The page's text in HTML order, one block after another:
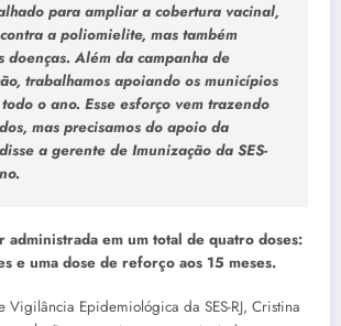
para ampliar a cobertura vacinal,
a poliomielite, mas também
doenças. Além da campanha de
trabalhamos apoiando os municípios
o ano. Esse esforço vem trazendo
mas precisamos do apoio da
a gerente de Imunização da SES-
administrada em um total de quatro doses:
e uma dose de reforço aos 15 meses.
Vigilância Epidemiológica da SES-RJ, Cristina